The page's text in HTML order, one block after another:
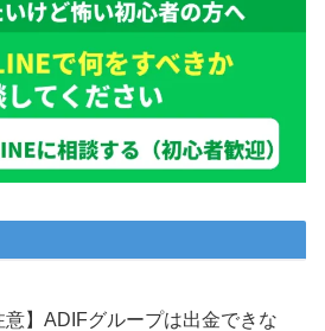
意】ADIFグループは出金できな